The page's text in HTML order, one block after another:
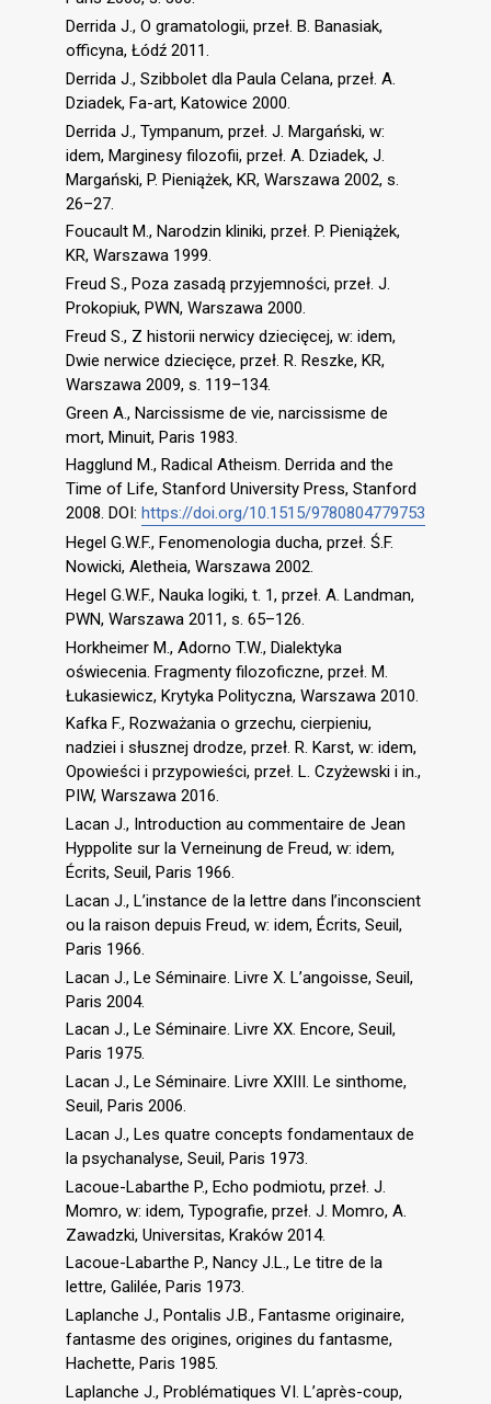
Derrida J., O gramatologii, przeł. B. Banasiak,
officyna, Łódź 2011.
Derrida J., Szibbolet dla Paula Celana, przeł. A.
Dziadek, Fa-art, Katowice 2000.
Derrida J., Tympanum, przeł. J. Margański, w:
idem, Marginesy filozofii, przeł. A. Dziadek, J.
Margański, P. Pieniążek, KR, Warszawa 2002, s.
26–27.
Foucault M., Narodzin kliniki, przeł. P. Pieniążek,
KR, Warszawa 1999.
Freud S., Poza zasadą przyjemności, przeł. J.
Prokopiuk, PWN, Warszawa 2000.
Freud S., Z historii nerwicy dziecięcej, w: idem,
Dwie nerwice dziecięce, przeł. R. Reszke, KR,
Warszawa 2009, s. 119–134.
Green A., Narcissisme de vie, narcissisme de
mort, Minuit, Paris 1983.
Hagglund M., Radical Atheism. Derrida and the
Time of Life, Stanford University Press, Stanford
2008. DOI: https://doi.org/10.1515/9780804779753
Hegel G.W.F., Fenomenologia ducha, przeł. Ś.F.
Nowicki, Aletheia, Warszawa 2002.
Hegel G.W.F., Nauka logiki, t. 1, przeł. A. Landman,
PWN, Warszawa 2011, s. 65–126.
Horkheimer M., Adorno T.W., Dialektyka
oświecenia. Fragmenty filozoficzne, przeł. M.
Łukasiewicz, Krytyka Polityczna, Warszawa 2010.
Kafka F., Rozważania o grzechu, cierpieniu,
nadziei i słusznej drodze, przeł. R. Karst, w: idem,
Opowieści i przypowieści, przeł. L. Czyżewski i in.,
PIW, Warszawa 2016.
Lacan J., Introduction au commentaire de Jean
Hyppolite sur la Verneinung de Freud, w: idem,
Écrits, Seuil, Paris 1966.
Lacan J., L’instance de la lettre dans l’inconscient
ou la raison depuis Freud, w: idem, Écrits, Seuil,
Paris 1966.
Lacan J., Le Séminaire. Livre X. L’angoisse, Seuil,
Paris 2004.
Lacan J., Le Séminaire. Livre XX. Encore, Seuil,
Paris 1975.
Lacan J., Le Séminaire. Livre XXIII. Le sinthome,
Seuil, Paris 2006.
Lacan J., Les quatre concepts fondamentaux de
la psychanalyse, Seuil, Paris 1973.
Lacoue-Labarthe P., Echo podmiotu, przeł. J.
Momro, w: idem, Typografie, przeł. J. Momro, A.
Zawadzki, Universitas, Kraków 2014.
Lacoue-Labarthe P., Nancy J.L., Le titre de la
lettre, Galilée, Paris 1973.
Laplanche J., Pontalis J.B., Fantasme originaire,
fantasme des origines, origines du fantasme,
Hachette, Paris 1985.
Laplanche J., Problématiques VI. L’après-coup,